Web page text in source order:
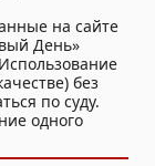
на сайте
День»
без
по суду.
одного